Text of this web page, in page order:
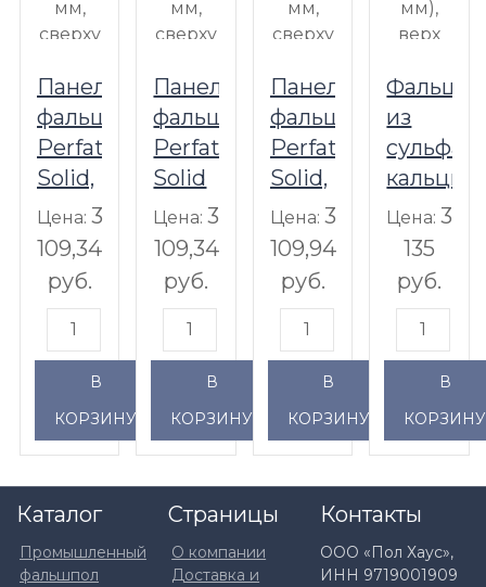
Панель
фальшпола
Perfaten
Solid,
толщина
- 30
сверху
Forbo
Emerald
Evex
FR
50004,
снизу
оцинкованная
Цена: 3
109,34
руб.
В
КОРЗИНУ
Панели
фальшпола
Perfaten
Solid
толщина
- 30
сверху
Forbo
Emerald
Evex
FR
50011,
снизу
оцинкованная
Цена:3
109,34
руб.
В
КОРЗИНУ
Панель
фальшпола
Perfaten
Solid,
толщина
- 30
сверху
- Flex
Line
Джотто,
снизу
-
оцинкованная
сталь
Цена: 3
109,94
руб.
В
КОРЗИНУ
из
сульфата
кальция
ECSO
KS
мм),
верх
Forbo
ES
250202
(PVC),
снизу
стальной
Цена:3
135
руб.
В
КОРЗИНУ
Контакты
ООО «Пол Хаус»,
ИНН 9719001909
Каталог
Промышленный
фальшпол
Страницы
О компании
Доставка и